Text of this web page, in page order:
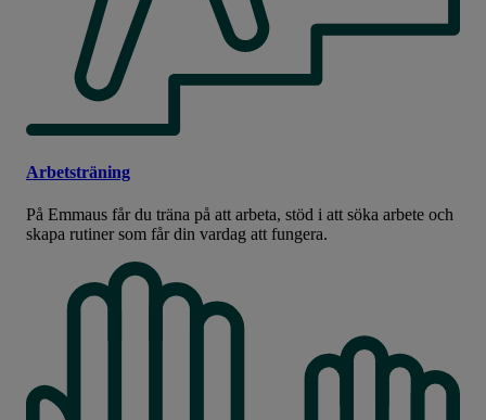
Arbetsträning
På Emmaus får du träna på att arbeta, stöd i att söka arbete och
skapa rutiner som får din vardag att fungera.